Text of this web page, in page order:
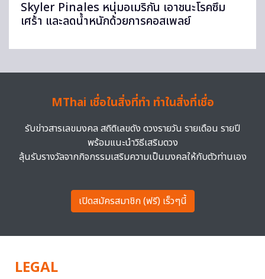
Skyler Pinales หนุ่มอเมริกัน เอาชนะโรคซึม
เศร้า และลดน้ำหนักด้วยการคอสเพลย์
MThai เชื่อในสิ่งที่ทำ ทำในสิ่งที่เชื่อ
รับข่าวสารเลขมงคล สถิติเลขดัง ดวงรายวัน รายเดือน รายปี
พร้อมแนะนำวิธีเสริมดวง
ลุ้นรับรางวัลจากกิจกรรมเสริมความเป็นมงคลให้กับตัวท่านเอง
เปิดสมัครสมาชิก (ฟรี) เร็วๆนี้
LEGAL